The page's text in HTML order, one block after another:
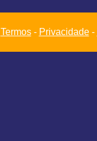
Termos- Privacidade-